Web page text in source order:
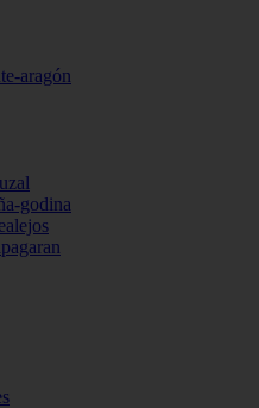
aragón
godina